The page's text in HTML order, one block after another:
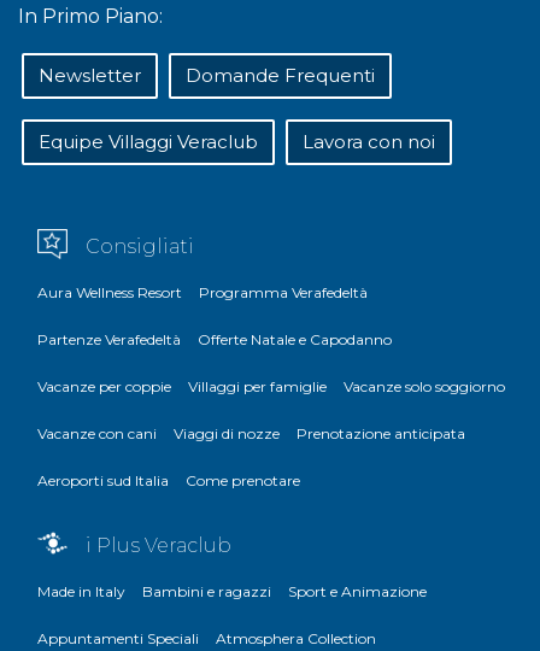
In Primo Piano:
Newsletter Domande Frequenti
Equipe Villaggi Veraclub Lavora con noi
Consigliati
Aura Wellness Resort Programma Verafedeltà
Partenze Verafedeltà Offerte Natale e Capodanno
Vacanze per coppie Villaggi per famiglie Vacanze solo soggiorno
Vacanze con cani Viaggi di nozze Prenotazione anticipata
Aeroporti sud Italia Come prenotare
i Plus Veraclub
Made in Italy Bambini e ragazzi Sport e Animazione
Appuntamenti Speciali Atmosphera Collection